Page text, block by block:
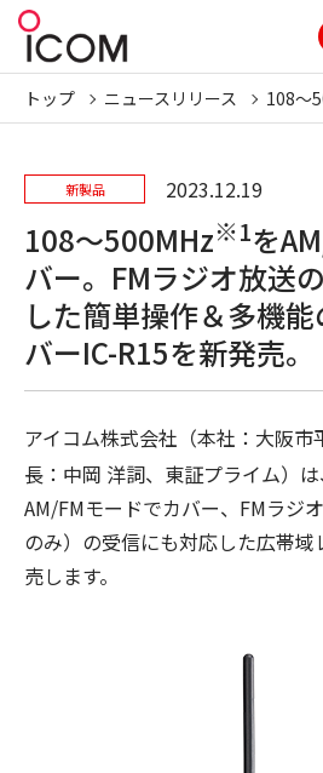
トップ ニュースリリース 108〜
新製品 2023.12.19
108〜500MHz※1を
バー。FMラジオ放送
した簡単操作＆多機
バーIC-R15を新発売。
アイコム株式会社（本社：大阪市
長：中岡 洋詞、東証プライム）
AM/FMモードでカバー、FMラジ
のみ）の受信にも対応した広帯域
売します。